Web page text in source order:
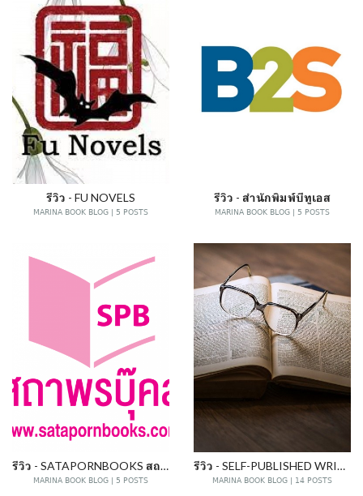
รีวิว - FU NOVELS
MARINA BOOK BLOG | 5 POSTS
รีวิว - สำนักพิมพ์บีทูเอส
MARINA BOOK BLOG | 5 POSTS
รีวิว - SATAPORNBOOKS สถาพรบุ๊คส์
MARINA BOOK BLOG | 5 POSTS
รีวิว - SELF-PUBLISHED WRITER
MARINA BOOK BLOG | 14 POSTS